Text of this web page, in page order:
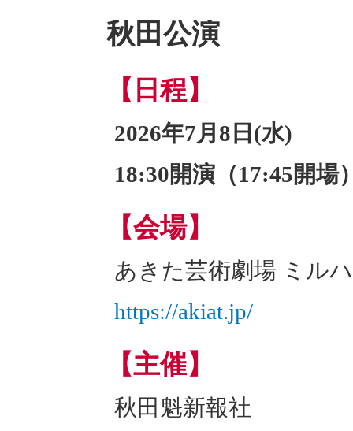
秋田公演
【日程】
2026年7月8日(水)
18:30開演（17:45開場
【会場】
あきた芸術劇場 ミル
https://akiat.jp/
【主催】
秋田魁新報社